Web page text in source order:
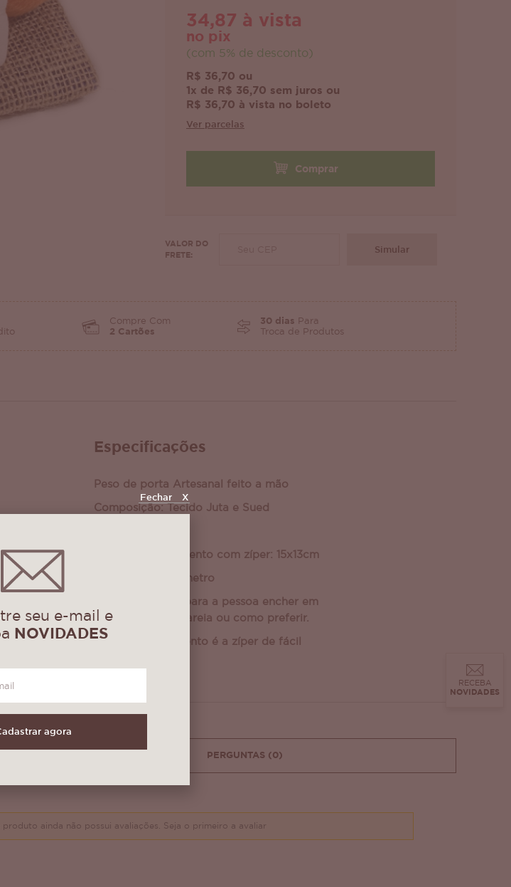
34,87 à vista
no pix
(com 5% de desconto)
R$ 36,70 ou
1x de R$ 36,70 sem juros ou
R$ 36,70 à vista no boleto
Ver parcelas
Comprar
VALOR DO
FRETE:
Simular
Compre Com
2 Cartões
30 dias Para
Troca de Produtos
Especificações
Peso de porta Artesanal feito a mão
Composição: Tecido Juta e Sued
Base para enchimento com zíper: 15x13cm
Enfeite 13cm Diâmetro
Produto próprio para a pessoa encher em
casa com pedra, areia ou como preferir.
Lugar do enchimento é a zíper de fácil
PERGUNTAS (0)
produto ainda não possui avaliações. Seja o primeiro a avaliar
seu e-mail e
NOVIDADES
agora
Fechar X
RECEBA
NOVIDADES